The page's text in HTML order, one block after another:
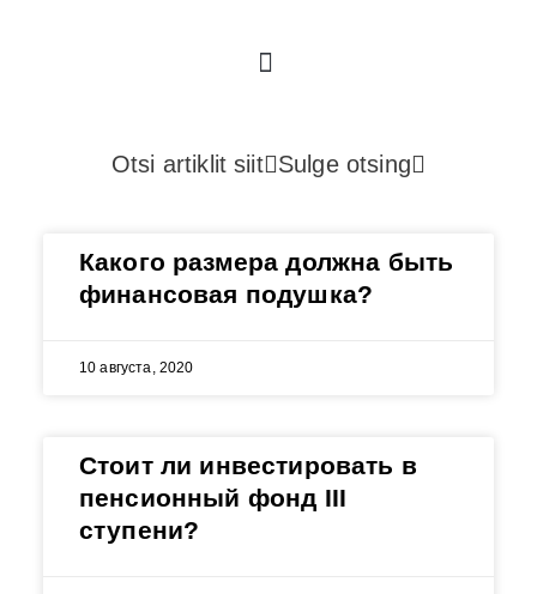
Otsi artiklit siit Sulge otsing
Какого размера должна быть
финансовая подушка?
10 августа, 2020
Стоит ли инвестировать в
пенсионный фонд III
ступени?